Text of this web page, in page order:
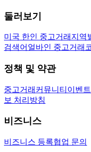
둘러보기
미국 한인 중고거래 지역
검색어 얼바인 중고거래
정책 및 약관
중고거래 커뮤니티 이벤트
보 처리방침
비즈니스
비즈니스 등록협업 문의